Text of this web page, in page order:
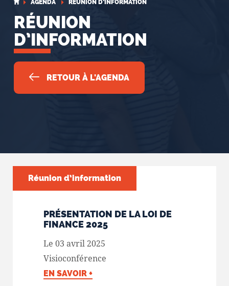
AGENDA RÉUNION D’INFORMATION
RÉUNION
D’INFORMATION
RETOUR À L'AGENDA
PRÉSENTATION DE LA LOI DE
FINANCE 2025
Le 03 avril 2025
Visioconférence
EN SAVOIR +
Réunion d’information